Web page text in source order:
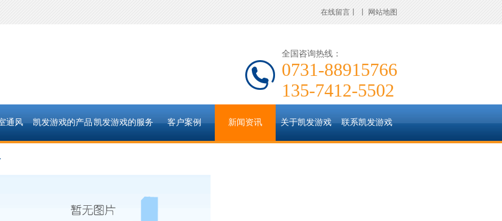
在线留言 网站地图
全国咨询热线：
0731-88915766
135-7412-5502
通风 凯发游戏的产品凯发游戏的服务 客户案例 新闻资讯 关于凯发游戏 联系凯发游戏